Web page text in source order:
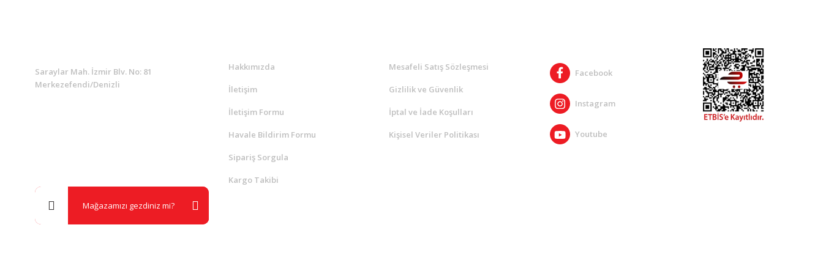
Saraylar Mah. İzmir Blv. No: 81
Merkezefendi/Denizli
Mağazamızı gezdiniz mi?
Hakkımızda
İletişim
İletişim Formu
Havale Bildirim Formu
Sipariş Sorgula
Kargo Takibi
Mesafeli Satış Sözleşmesi
Gizlilik ve Güvenlik
İptal ve İade Koşulları
Kişisel Veriler Politikası
Facebook
Instagram
Youtube